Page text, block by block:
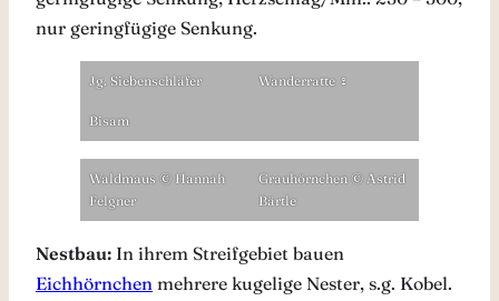
nur geringfügige Senkung.
Jg. Siebenschläfer Wanderratte ♀
Bisam
Waldmaus © Hannah
Felgner
Grauhörnchen © Astrid
Bärtle
Nestbau: In ihrem Streifgebiet bauen
Eichhörnchen mehrere kugelige Nester, s.g. Kobel.